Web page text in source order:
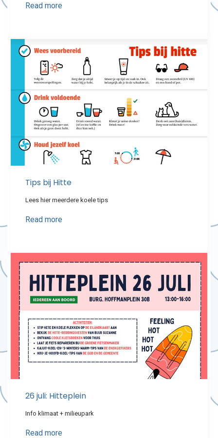
Read more
Tips bij Hitte
Lees hier meerdere koele tips
Read more
26 juli: Hitteplein
Info klimaat + milieupark
Read more